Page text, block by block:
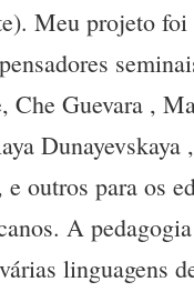
Meu projeto
Che Guevara ,
Dunayevskaya
outros para os
A
linguagens